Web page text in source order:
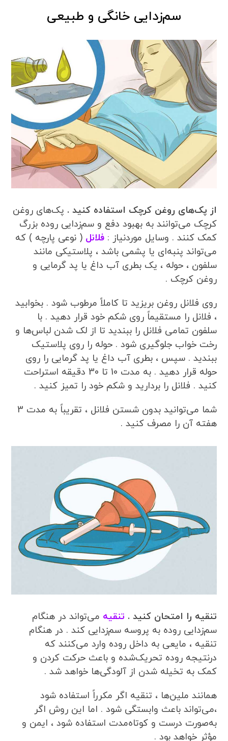
سم‌زدایی خانگی و طبیعی
از پک‌های روغن کرچک استفاده کنید . پک‌های روغن
کرچک می‌توانند به بهبود دفع و سم‌زدایی روده بزرگ
کمک کنند . وسایل موردنیاز :فلانل ( نوعی پارچه ) که
می‌تواند پنبه‌ای یا پشمی باشد ، پلاستیکی مانند
سلفون ، حوله ، یک بطری آب داغ یا پد گرمایی و
روغن کرچک .
روی فلانل روغن بریزید تا کاملاً مرطوب شود . بخوابید
، فلانل را مستقیماً روی شکم خود قرار دهید . با
سلفون تمامی فلانل را ببندید تا از لک شدن لباس‌ها و
رخت خواب جلوگیری شود . حوله را روی پلاستیک
ببندید . سپس ، بطری آب داغ یا پد گرمایی را روی
حوله قرار دهید . به مدت 10 تا 30 دقیقه استراحت
کنید . فلانل را بردارید و شکم خود را تمیز کنید .
شما می‌توانید بدون شستن فلانل ، تقریباً به مدت 3
هفته آن را مصرف کنید .
تنقیه را امتحان کنید . تنقیه می‌تواند در هنگام
سم‌زدایی روده به پروسه سم‌زدایی کند . در هنگام
تنقیه ، مایعی به داخل روده وارد می‌کنند که
درنتیجه روده تحریک‌شده و باعث حرکت کردن و
کمک به تخیله شدن از آلودگی‌ها خواهد شد .
همانند ملین‌ها ، تنقیه اگر مکرراً استفاده شود
،می‌تواند باعث وابستگی شود . اما این روش اگر
به‌صورت درست و کوتاه‌مدت استفاده شود ، ایمن و
مؤثر خواهد بود .